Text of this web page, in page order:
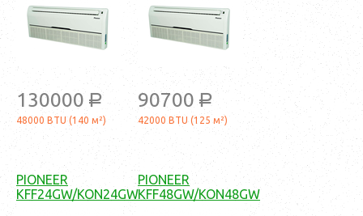
130000 a
48000 BTU (140 м²)
90700 a
42000 BTU (125 м²)
PIONEER
KFF24GW/KON24GW
PIONEER
KFF48GW/KON48GW